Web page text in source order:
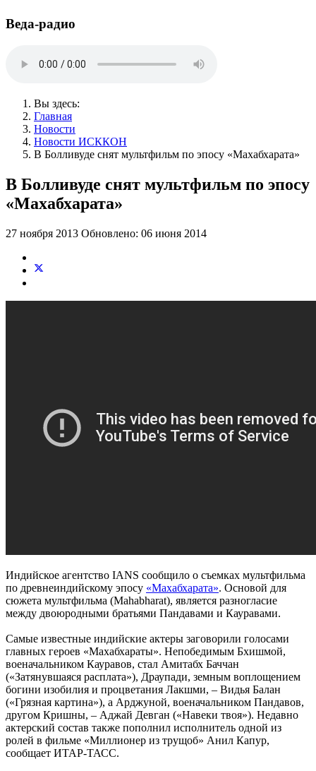
Веда-радио
Вы здесь:
Главная
Новости
Новости ИСККОН
В Болливуде снят мультфильм по эпосу «Махабхарата»
В Болливуде снят мультфильм по эпосу
«Махабхарата»
27 ноября 2013 Обновлено: 06 июня 2014
Индийское агентство IANS сообщило о съемках мультфильма
по древнеиндийскому эпосу «Махабхарата». Основой для
сюжета мультфильма (Mahabharat), является разногласие
между двоюродными братьями Пандавами и Кауравами.
Самые известные индийские актеры заговорили голосами
главных героев «Махабхараты». Непобедимым Бхишмой,
военачальником Кауравов, стал Амитабх Баччан
(«Затянувшаяся расплата»), Драупади, земным воплощением
богини изобилия и процветания Лакшми, – Видья Балан
(«Грязная картина»), а Арджуной, военачальником Пандавов,
другом Кришны, – Аджай Девган («Навеки твоя»). Недавно
актерский состав также пополнил исполнитель одной из
ролей в фильме «Миллионер из трущоб» Анил Капур,
сообщает ИТАР-ТАСС.